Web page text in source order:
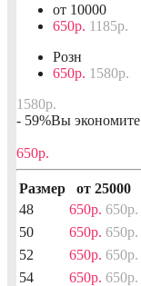
от 10000
650р. 1185р.
Розн
650р. 1580р.
1580р.
- 59%Вы экономите
650р.
Размер от 25000
48
650р. 650р.
50 650р. 650р.
52 650р. 650р.
54 650р. 650р.